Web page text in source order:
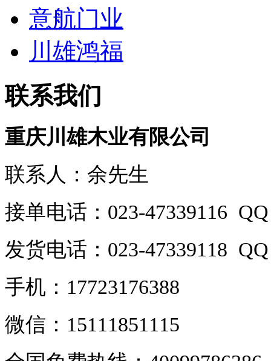
意航门业
川雄鸿福
联系我们
重庆川雄木业有限公司
联系人：余先生
接单电话：023-47339116
发货电话：023-47339118
手机：17723176388
微信：15111851115